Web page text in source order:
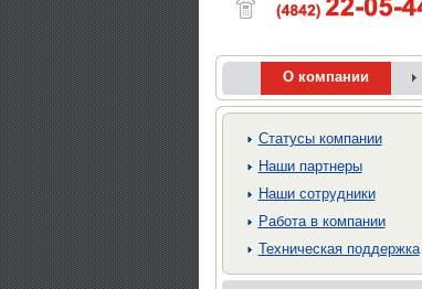
О компании
Cтатусы компании
Наши партнеры
Наши сотрудники
Работа в компании
Техническая поддержка